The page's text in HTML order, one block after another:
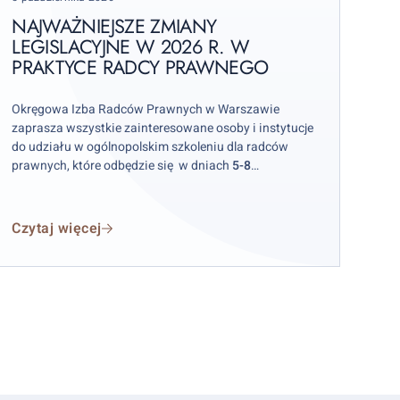
praktyce
prawnego
NAJWAŻNIEJSZE ZMIANY
LEGISLACYJNE W 2026 R. W
PRAKTYCE RADCY PRAWNEGO
Okręgowa Izba Radców Prawnych w Warszawie
zaprasza wszystkie zainteresowane osoby i instytucje
do udziału w ogólnopolskim szkoleniu dla radców
prawnych, które odbędzie się w dniach 5-8
Czytaj więcej